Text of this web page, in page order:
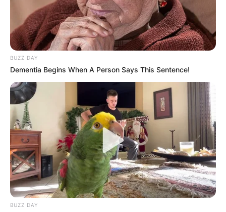
BUZZ DAY
Dementia Begins When A Person Says This Sentence!
BUZZ DAY